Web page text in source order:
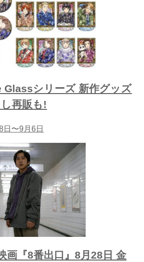
Glassシリーズ 新作グッズ
再販も!
日〜9月6日
画『8番出口』8月28日 金